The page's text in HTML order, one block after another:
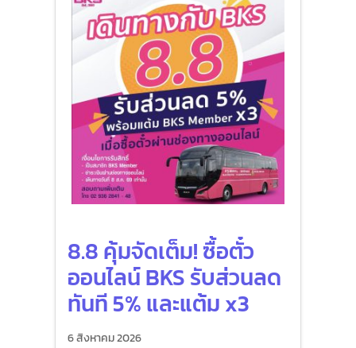
8.8 คุ้มจัดเต็ม! ซื้อตั๋ว
ออนไลน์ BKS รับส่วนลด
ทันที 5% และแต้ม x3
6 สิงหาคม 2026